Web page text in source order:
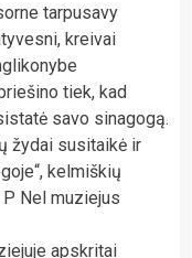
tarpusavy
kreivai
tiek, kad
savo sinagogą.
žydai susitaikė ir
kelmiškių
Nel muziejus
apskritai